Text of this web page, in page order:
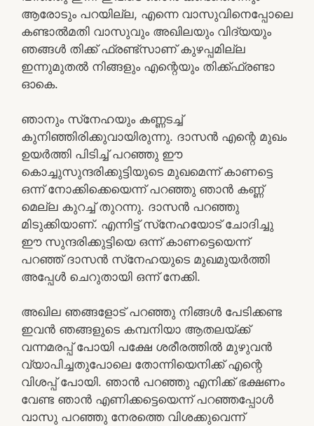
ആരോടും പറയില്ല, എന്നെ വാസുവിനെപ്പോലെ
കണ്ടാല്‍മതി വാസുവും അഖിലയും വിദ്യയും
ഞങ്ങള്‍ തിക്ക് ഫ്രണ്ട്‌സാണ് കുഴപ്പമില്ല
ഇന്നുമുതല്‍ നിങ്ങളും എന്റെയും തിക്ക്ഫ്രണ്ടാ
ഓകെ.
ഞാനും സ്‌നേഹയും കണ്ണടച്ച്
കുനിഞ്ഞിരിക്കുവായിരുന്നു. ദാസന്‍ എന്റെ മുഖം
ഉയര്‍ത്തി പിടിച്ച് പറഞ്ഞു ഈ
കൊച്ചുസുന്ദരിക്കുട്ടിയുടെ മുഖമെന്ന് കാണട്ടെ
ഒന്ന് നോക്കിക്കെയെന്ന് പറഞ്ഞു ഞാന്‍ കണ്ണ്
മെല്ല കുറച്ച് തുറന്നു. ദാസന്‍ പറഞ്ഞു
മിടുക്കിയാണ്. എന്നിട്ട് സ്‌നേഹയോട് ചോദിച്ചു
ഈ സുന്ദരിക്കുട്ടിയെ ഒന്ന് കാണട്ടെയെന്ന്
പറഞ്ഞ് ദാസന്‍ സ്‌നേഹയുടെ മുഖമുയര്‍ത്തി
അപ്പേള്‍ ചെറുതായി ഒന്ന് നേക്കി.
അഖില ഞങ്ങളോട് പറഞ്ഞു നിങ്ങള്‍ പേടിക്കണ്ട
ഇവന്‍ ഞങ്ങളുടെ കമ്പനിയാ ആതലയ്ക്ക്
വന്നമരപ്പ് പോയി പക്ഷേ ശരീരത്തില്‍ മുഴുവന്‍
വ്യാപിച്ചതുപോലെ തോന്നിയെനിക്ക് എന്റെ
വിശപ്പ് പോയി. ഞാന്‍ പറഞ്ഞു എനിക്ക് ഭക്ഷണം
വേണ്ട ഞാന്‍ എണിക്കട്ടെയെന്ന് പറഞ്ഞപ്പോള്‍
വാസു പറഞ്ഞു നേരത്തെ വിശക്കുവെന്ന്